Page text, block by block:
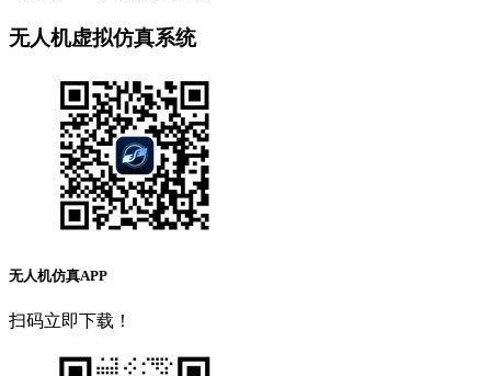
无人机虚拟仿真系统
无人机仿真APP
扫码立即下载！